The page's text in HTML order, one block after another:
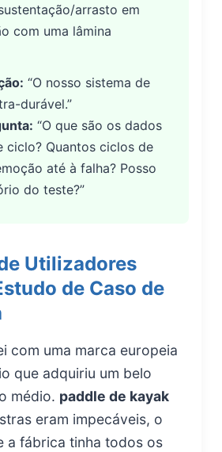
arrasto em
com uma lâmina
“O nosso sistema de
durável.”
“O que são os dados
ciclo? Quantos ciclos de
até à falha? Posso
do teste?”
Utilizadores
de Caso de
com uma marca europeia
que adquiriu um belo
médio. paddle de kayak
eram impecáveis, o
a fábrica tinha todos os